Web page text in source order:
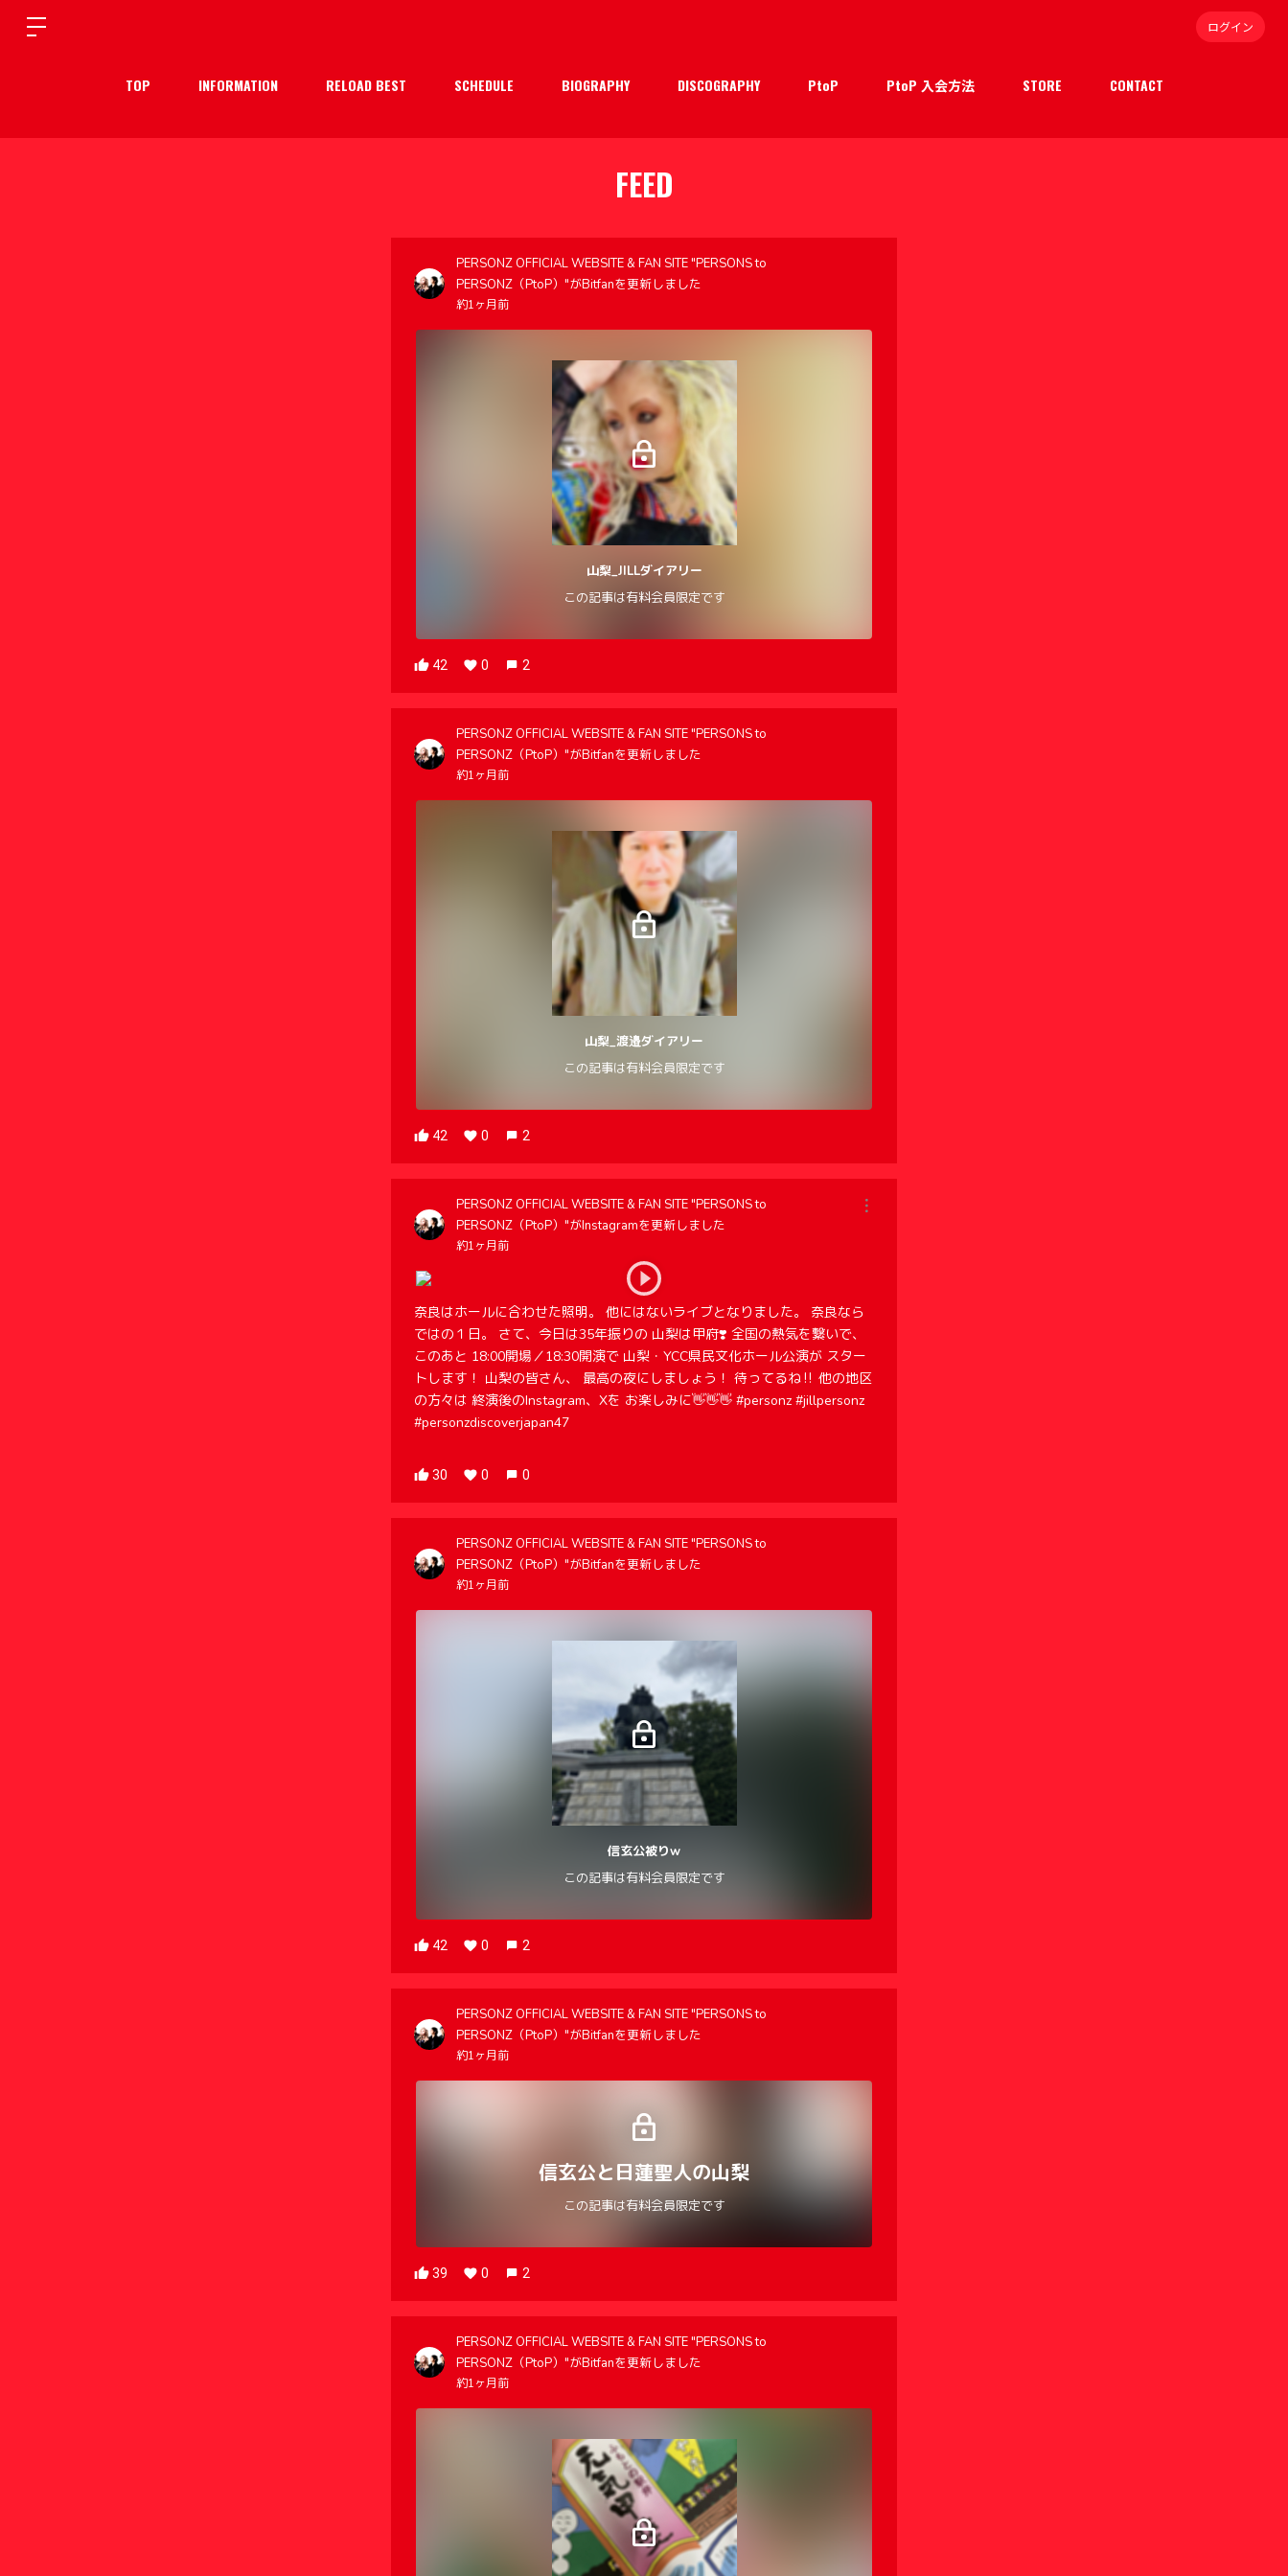
ログイン
TOP INFORMATION RELOAD BEST SCHEDULE BIOGRAPHY DISCOGRAPHY PtoP PtoP 入会方法 STORE CONTACT
FEED
PERSONZ OFFICIAL WEBSITE & FAN SITE "PERSONS to
PERSONZ（PtoP）"がBitfanを更新しました
約1ヶ月前
山梨_JILLダイアリー
この記事は有料会員限定です
42 0 2
PERSONZ OFFICIAL WEBSITE & FAN SITE "PERSONS to
PERSONZ（PtoP）"がBitfanを更新しました
約1ヶ月前
山梨_渡邉ダイアリー
この記事は有料会員限定です
42 0 2
PERSONZ OFFICIAL WEBSITE & FAN SITE "PERSONS to
PERSONZ（PtoP）"がInstagramを更新しました
約1ヶ月前
奈良はホールに合わせた照明。 他にはないライブとなりました。 奈良なら
ではの１日。 さて、今日は35年振りの 山梨は甲府❣️ 全国の熱気を繋いで、
このあと 18:00開場／18:30開演で 山梨・YCC県民文化ホール公演が スター
トします！ 山梨の皆さん、 最高の夜にしましょう！ 待ってるね‼️ 他の地区
の方々は 終演後のInstagram、Xを お楽しみに👋👋👋 #personz #jillpersonz
#personzdiscoverjapan47
30 0 0
PERSONZ OFFICIAL WEBSITE & FAN SITE "PERSONS to
PERSONZ（PtoP）"がBitfanを更新しました
約1ヶ月前
信玄公被りw
この記事は有料会員限定です
42 0 2
PERSONZ OFFICIAL WEBSITE & FAN SITE "PERSONS to
PERSONZ（PtoP）"がBitfanを更新しました
約1ヶ月前
信玄公と日蓮聖人の山梨
この記事は有料会員限定です
39 0 2
PERSONZ OFFICIAL WEBSITE & FAN SITE "PERSONS to
PERSONZ（PtoP）"がBitfanを更新しました
約1ヶ月前